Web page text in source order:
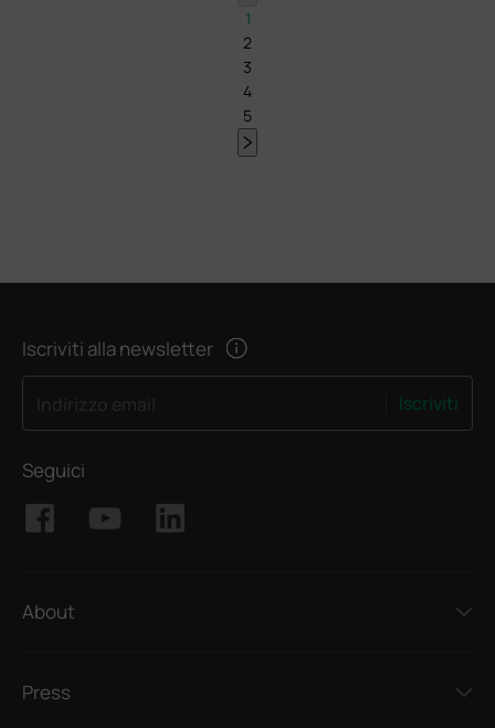
1
2
3
4
5
Iscriviti alla newsletter
Indirizzo email Iscriviti
Seguici
About
Press